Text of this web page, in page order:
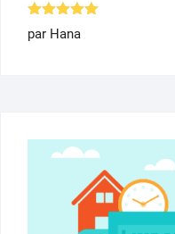
Note
sur 5
par Hana